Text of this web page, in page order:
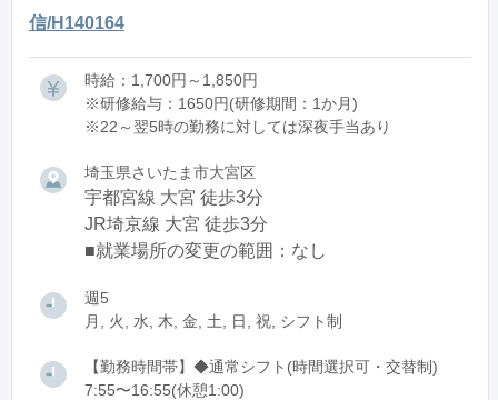
信/H140164
時給：1,700円～1,850円
※研修給与：1650円(研修期間：1か月)
※22～翌5時の勤務に対しては深夜手当あり
埼玉県さいたま市大宮区
宇都宮線 大宮 徒歩3分
JR埼京線 大宮 徒歩3分
■就業場所の変更の範囲：なし
週5
月, 火, 水, 木, 金, 土, 日, 祝, シフト制
【勤務時間帯】◆通常シフト(時間選択可・交替制)
7:55〜16:55(休憩1:00)